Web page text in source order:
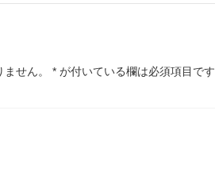
せん。 * が付いている欄は必須項目です